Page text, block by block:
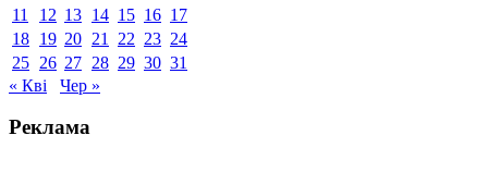
11
12 13 14 15 16 17
18 19 20 21 22 23 24
25 26 27 28 29 30 31
« Кві
Чер »
Реклама